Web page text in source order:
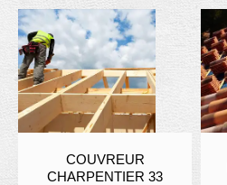
COUVREUR
CHARPENTIER 33